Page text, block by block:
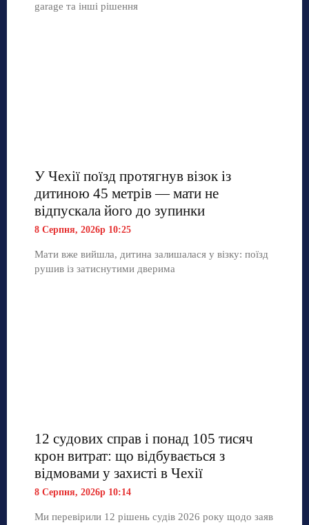
garage та інші рішення
У Чехії поїзд протягнув візок із
дитиною 45 метрів — мати не
відпускала його до зупинки
8 Серпня, 2026р 10:25
Мати вже вийшла, дитина залишалася у візку: поїзд
рушив із затиснутими дверима
12 судових справ і понад 105 тисяч
крон витрат: що відбувається з
відмовами у захисті в Чехії
8 Серпня, 2026р 10:14
Ми перевірили 12 рішень судів 2026 року щодо заяв